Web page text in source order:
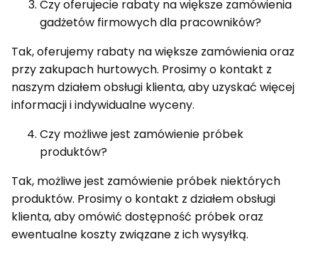
Czy oferujecie rabaty na większe zamówienia
gadżetów firmowych dla pracowników?
Tak, oferujemy rabaty na większe zamówienia oraz
przy zakupach hurtowych. Prosimy o kontakt z
naszym działem obsługi klienta, aby uzyskać więcej
informacji i indywidualne wyceny.
Czy możliwe jest zamówienie próbek
produktów?
Tak, możliwe jest zamówienie próbek niektórych
produktów. Prosimy o kontakt z działem obsługi
klienta, aby omówić dostępność próbek oraz
ewentualne koszty związane z ich wysyłką.